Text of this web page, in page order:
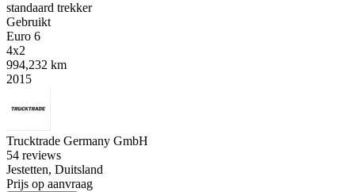
standaard trekker
Gebruikt
Euro 6
4x2
994,232 km
2015
Trucktrade Germany GmbH
54 reviews
Jestetten, Duitsland
Prijs op aanvraag